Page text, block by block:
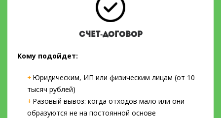
СЧЕТ-ДОГОВОР
Кому подойдет:
Юридическим, ИП или физическим лицам (от 10
тысяч рублей)
Разовый вывоз: когда отходов мало или они
образуются не на постоянной основе